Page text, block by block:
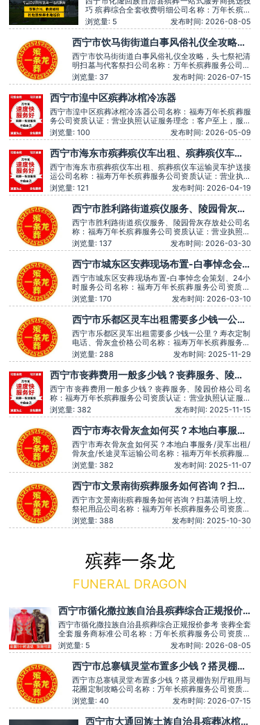
巧 殡葬综合全套收费明细公司名称：万年长殡葬
服务公司资质认证：营业执照认证服务理念：客
户至上，服务至上服务时间：全天在线主营服
务：殡葬服务-灵堂布置-丧葬一条龙-殡仪车出
租-白事服务-灵车接运-殡葬用品-长途跨省殡葬
用车-下葬安葬礼仪服务，殡仪一条龙服务服务特
色：墓地
浏览量: 5 发布时间: 2026-08-05
西宁市饮马街街道白事风俗礼仪全攻略，
头七祭祀清明扫墓与代客祭扫
西宁市饮马街街道白事风俗礼仪全攻略，头七祭祀清
明扫墓与代客祭扫公司名称：万年长殡葬服务公司资
质认证：营业执照认证服务理念：客户至上，服务至
上服务时间：全天在线主营服务：殡葬服务-灵堂布
置-丧葬一条龙-殡仪车出租-白事服务-灵车接运-殡葬
用品-长途跨省殡葬用车-下葬安葬礼仪服务，殡仪一
条龙服务服务特色：墓地销
浏览量: 37 发布时间: 2026-07-15
西宁市湟中区殡葬冰棺冷冻器
西宁市湟中区殡葬冰棺冷冻器公司名称：福寿万年长殡葬服
务公司资质认证：营业执照认证服务理念：客户至上，服务
至上服务时间：全天在线用户评价：丧事一条龙服务顺畅，
解答耐心细致。主营服务：殡葬服务、灵堂布置、丧葬一条
龙、殡仪车出租、白事服务、灵车接运、殡葬用品、长途跨
省殡葬用车、火化预约，下葬安葬礼仪服务，
浏览量: 100 发布时间: 2026-05-09
西宁市海东市殡葬殡仪车出租、殡葬殡仪车运
输灵车护送接运
西宁市海东市殡葬殡仪车出租、殡葬殡仪车运输灵车护送接
运公司名称：福寿万年长殡葬服务公司资质认证：营业执照
认证服务理念：客户至上，服务至上服务时间：全天在线用
户评价：丧事一条龙服务顺畅，解答耐心细致。主营服务：
殡葬服务、灵堂布置、丧葬一条龙、殡仪车出租、白事服
务、灵车接运、殡葬用品、长途跨省殡葬用车、
浏览量: 121 发布时间: 2026-04-19
西宁市胜利路街道殡仪服务、陵园骨灰存
放处
西宁市胜利路街道殡仪服务、陵园骨灰存放处公司名
称：福寿万年长殡葬服务公司资质认证：营业执照认
证服务理念：客户至上，服务至上服务时间：全天在
线用户评价：丧事一条龙服务顺畅，解答耐心细致。
主营服务：殡葬服务、灵堂布置、丧葬一条龙、殡仪
车出租、白事服务、灵车接运、殡葬用品、长途跨省
殡葬用车、火化预约，下葬
浏览量: 137 发布时间: 2026-03-30
西宁市城东区安葬现场布置-白事悼念会
策划、24小时服务
西宁市城东区安葬现场布置-白事悼念会策划、24小
时服务公司名称：福寿万年长殡葬服务公司资质认
证：营业执照认证服务理念：客户至上，服务至上服
务时间：全天在线用户评价：时间守约，从不拖沓误
事。主营服务：殡葬服务、灵堂布置、丧葬一条龙、
殡仪车出租、白事服务、灵车接运、殡葬用品、长途
跨省殡葬用车、火化预约，下葬
浏览量: 170 发布时间: 2026-03-10
西宁市乐都区灵车出租需要多少钱一公
里？寿衣定制电话、骨灰盒价格
西宁市乐都区灵车出租需要多少钱一公里？寿衣定制
电话、骨灰盒价格公司名称：福寿万年长殡葬服务公
司资质认证：营业执照认证服务理念：客户至上，服
务至上服务时间：全天在线用户评价：服务时言语温
和，安抚情绪很到位，专业可靠。主营服务：殡葬服
务、灵堂布置、丧葬一条龙、殡仪车出租、白事服
务、灵车接运、殡葬用品、长
浏览量: 288 发布时间: 2025-11-29
西宁市丧葬费用一般多少钱？丧葬服务、陵园
价格
西宁市丧葬费用一般多少钱？丧葬服务、陵园价格公司名
称：福寿万年长殡葬服务公司资质认证：营业执照认证服务
理念：客户至上，服务至上服务时间：全天在线用户评价：
价格透明，没有隐形消费。主营服务：殡葬服务、灵堂布
置、丧葬一条龙、殡仪车出租、白事服务、灵车接运、殡葬
用品、长途跨省殡葬用车、火化预约，下葬安葬礼
浏览量: 382 发布时间: 2025-11-15
西宁市寿衣骨灰盒如何买？本地白事服务/
灵车出租/骨灰盒/长途灵车运输
西宁市寿衣骨灰盒如何买？本地白事服务/灵车出租/
骨灰盒/长途灵车运输公司名称：福寿万年长殡葬服务
公司资质认证：营业执照认证服务理念：客户至上，
服务至上服务时间：全天在线用户评价：服务有认真
倾听家属需求，个性化服务很到位。主营服务：殡葬
服务、灵堂布置、丧葬一条龙、殡仪车出租、白事服
务、灵车接运、殡葬用品、
浏览量: 382 发布时间: 2025-11-07
西宁市文景南街殡葬服务如何咨询？扫墓
清明上坟、祭祀用品
西宁市文景南街殡葬服务如何咨询？扫墓清明上坟、
祭祀用品公司名称：福寿万年长殡葬服务公司资质认
证：营业执照认证服务理念：客户至上，服务至上用
户评价：灵堂布置庄严，音乐选择也很贴切。主营服
用车、火化预约，下葬安葬礼
浏览量: 388 发布时间: 2025-10-30
殡葬一条龙
FUNERAL DRAGON
西宁市循化撒拉族自治县殡葬综合正规报价
参考 丧葬全套全套服务商标准
西宁市循化撒拉族自治县殡葬综合正规报价参考 丧葬全套
全套服务商标准公司名称：万年长殡葬服务公司资质认
证：营业执照认证服务理念：客户至上，服务至上服务时
间：全天在线主营服务：殡葬服务-灵堂布置-丧葬一条
龙-殡仪车出租-白事服务-灵车接运-殡葬用品-长途跨省殡
葬用车-下葬安葬礼仪服务，殡仪一条龙服务服务特色：
墓地
浏览量: 5 发布时间: 2026-08-05
西宁市总寨镇灵堂布置多少钱？搭灵棚告
别厅租用与花圈定制攻略
西宁市总寨镇灵堂布置多少钱？搭灵棚告别厅租用与
花圈定制攻略公司名称：万年长殡葬服务公司资质认
证：营业执照认证服务理念：客户至上，服务至上服
务时间：全天在线主营服务：殡葬服务-灵堂布置-丧
葬一条龙-殡仪车出租-白事服务-灵车接运-殡葬用品-
浏览量: 40 发布时间: 2026-07-15
西宁市大通回族土族自治县殡葬冰棺价